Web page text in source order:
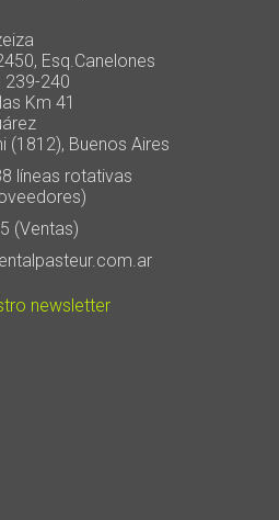
Esq.Canelones
240
Km 41
Buenos Aires
líneas rotativas
(Ventas)
newsletter